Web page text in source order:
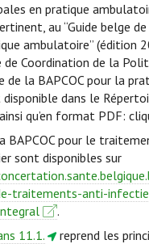
en pratique
au “Guide belge
ambulatoire” (édition
de Coordination de la
de la BAPCOC pour la
dans le
qu’en format PDF:
BAPCOC pour le
sont disponibles sur
traitements-anti-
.
11.1.
reprend les